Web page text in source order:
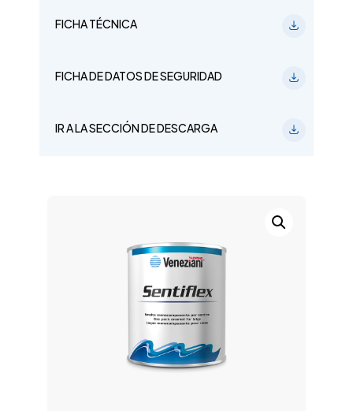
FICHA TÉCNICA
FICHA DE DATOS DE SEGURIDAD
IR A LA SECCIÓN DE DESCARGA